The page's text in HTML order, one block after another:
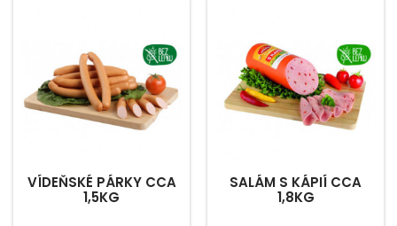
VÍDEŇSKÉ PÁRKY CCA
1,5KG
SALÁM S KÁPIÍ CCA
1,8KG